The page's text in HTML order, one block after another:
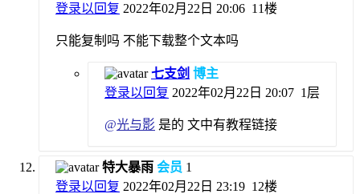
登录以回复 2022年02月22日 20:06 11楼
只能复制吗 不能下载整个文本吗
七支剑 博主
登录以回复 2022年02月22日 20:07 1层
@光与影 是的 文中有教程链接
特大暴雨 会员 1
登录以回复 2022年02月22日 23:19 12楼